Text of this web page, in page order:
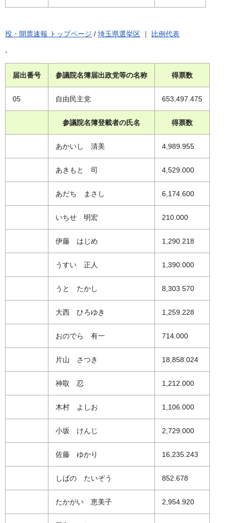
投・開票速報 トップページ / 埼玉県選挙区 ｜ 比例代表
-
届出番号 参議院名簿届出政党等の名称 得票数
05 自由民主党 653,497.475
参議院名簿登載者の氏名 得票数
あかいし 清美 4,989.955
あきもと 司 4,529.000
あだち まさし 6,174.600
いちせ 明宏 210.000
伊藤 はじめ 1,290.218
うすい 正人 1,390.000
うと たかし 8,303.570
大西 ひろゆき 1,259.228
おのでら 有一 714.000
片山 さつき 18,858.024
神取 忍 1,212.000
木村 よしお 1,106.000
小坂 けんじ 2,729.000
佐藤 ゆかり 16,235.243
しばの たいぞう 852.678
たかがい 恵美子 2,954.920